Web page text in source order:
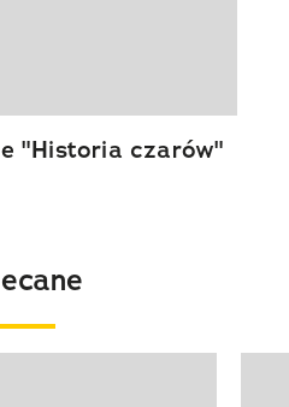
"Historia czarów"